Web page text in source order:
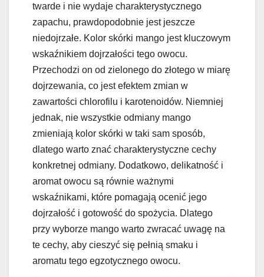
twarde i nie wydaje charakterystycznego
zapachu, prawdopodobnie jest jeszcze
niedojrzałe. Kolor skórki mango jest kluczowym
wskaźnikiem dojrzałości tego owocu.
Przechodzi on od zielonego do złotego w miarę
dojrzewania, co jest efektem zmian w
zawartości chlorofilu i karotenoidów. Niemniej
jednak, nie wszystkie odmiany mango
zmieniają kolor skórki w taki sam sposób,
dlatego warto znać charakterystyczne cechy
konkretnej odmiany. Dodatkowo, delikatność i
aromat owocu są równie ważnymi
wskaźnikami, które pomagają ocenić jego
dojrzałość i gotowość do spożycia. Dlatego
przy wyborze mango warto zwracać uwagę na
te cechy, aby cieszyć się pełnią smaku i
aromatu tego egzotycznego owocu.